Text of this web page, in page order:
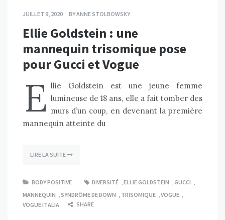
JUILLET 9, 2020 BYANNE STOLBOWSKY
Ellie Goldstein : une
mannequin trisomique pose
pour Gucci et Vogue
E llie Goldstein est une jeune femme
lumineuse de 18 ans, elle a fait tomber des
murs d’un coup, en devenant la première
mannequin atteinte du
LIRE LA SUITE
BODY POSITIVE DIVERSITÉ ELLIE GOLDSTEIN GUCCI
MANNEQUIN
SYNDRÔME DE DOWN TRISOMIQUE VOGUE
VOGUE ITALIA
SHARE